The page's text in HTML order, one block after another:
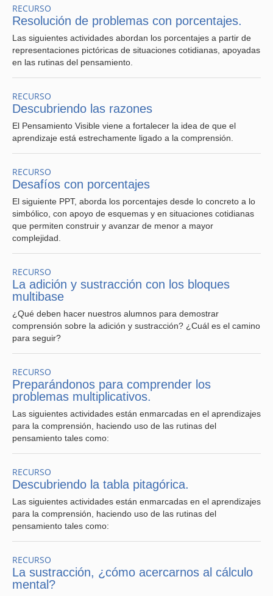
RECURSO
Resolución de problemas con porcentajes.
Las siguientes actividades abordan los porcentajes a partir de
representaciones pictóricas de situaciones cotidianas, apoyadas
en las rutinas del pensamiento.
RECURSO
Descubriendo las razones
El Pensamiento Visible viene a fortalecer la idea de que el
aprendizaje está estrechamente ligado a la comprensión.
RECURSO
Desafíos con porcentajes
El siguiente PPT, aborda los porcentajes desde lo concreto a lo
simbólico, con apoyo de esquemas y en situaciones cotidianas
que permiten construir y avanzar de menor a mayor
complejidad.
RECURSO
La adición y sustracción con los bloques
multibase
¿Qué deben hacer nuestros alumnos para demostrar
comprensión sobre la adición y sustracción? ¿Cuál es el camino
para seguir?
RECURSO
Preparándonos para comprender los
problemas multiplicativos.
Las siguientes actividades están enmarcadas en el aprendizajes
para la comprensión, haciendo uso de las rutinas del
pensamiento tales como:
RECURSO
Descubriendo la tabla pitagórica.
Las siguientes actividades están enmarcadas en el aprendizajes
para la comprensión, haciendo uso de las rutinas del
pensamiento tales como:
RECURSO
La sustracción, ¿cómo acercarnos al cálculo
mental?